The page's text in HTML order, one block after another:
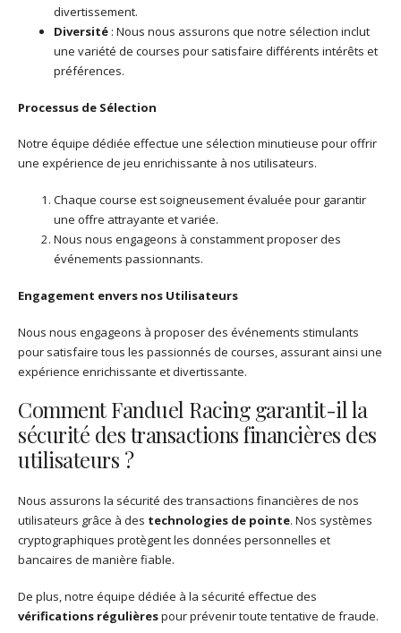
divertissement.
Diversité : Nous nous assurons que notre sélection inclut
une variété de courses pour satisfaire différents intérêts et
préférences.
Processus de Sélection
Notre équipe dédiée effectue une sélection minutieuse pour offrir
une expérience de jeu enrichissante à nos utilisateurs.
Chaque course est soigneusement évaluée pour garantir
une offre attrayante et variée.
Nous nous engageons à constamment proposer des
événements passionnants.
Engagement envers nos Utilisateurs
Nous nous engageons à proposer des événements stimulants
pour satisfaire tous les passionnés de courses, assurant ainsi une
expérience enrichissante et divertissante.
Comment Fanduel Racing garantit-il la
sécurité des transactions financières des
utilisateurs ?
Nous assurons la sécurité des transactions financières de nos
utilisateurs grâce à des technologies de pointe. Nos systèmes
cryptographiques protègent les données personnelles et
bancaires de manière fiable.
De plus, notre équipe dédiée à la sécurité effectue des
vérifications régulièrespour prévenir toute tentative de fraude.